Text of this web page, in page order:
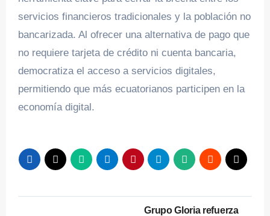
servicios financieros tradicionales y la población no
bancarizada. Al ofrecer una alternativa de pago que
no requiere tarjeta de crédito ni cuenta bancaria,
democratiza el acceso a servicios digitales,
permitiendo que más ecuatorianos participen en la
economía digital.
Grupo Gloria refuerza